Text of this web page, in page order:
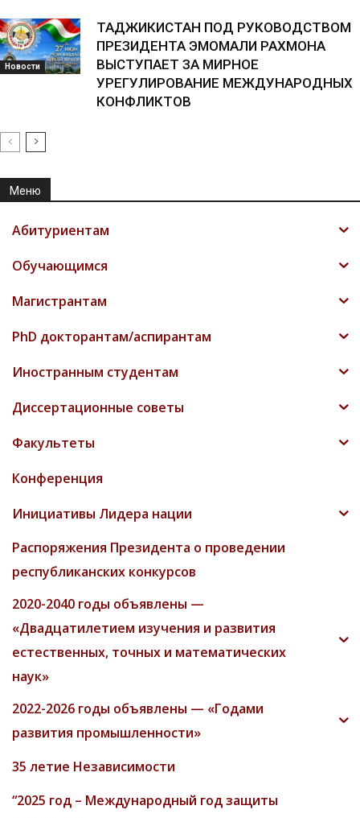
Новости
ТАДЖИКИСТАН ПОД РУКОВОДСТВОМ
ПРЕЗИДЕНТА ЭМОМАЛИ РАХМОНА
ВЫСТУПАЕТ ЗА МИРНОЕ
УРЕГУЛИРОВАНИЕ МЕЖДУНАРОДНЫХ
КОНФЛИКТОВ
Меню
Абитуриентам
Обучающимся
Магистрантам
PhD докторантам/аспирантам
Иностранным студентам
Диссертационные советы
Факультеты
Конференция
Инициативы Лидера нации
Распоряжения Президента о проведении
республиканских конкурсов
2020-2040 годы объявлены —
«Двадцатилетием изучения и развития
естественных, точных и математических
наук»
2022-2026 годы объявлены — «Годами
развития промышленности»
35 летие Независимости
“2025 год – Международный год защиты